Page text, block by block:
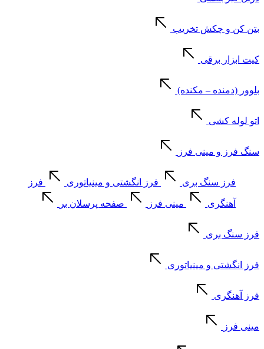
بتن کن و چکش تخریب
کیت ابزار برقی
بلوور (دمنده – مکنده)
اتو لوله کشی
سنگ فرز و مینی فرز
فرز سنگ بری فرز انگشتی و مینیاتوری فرز
آهنگری مینی فرز صفحه پرسلان بر
فرز سنگ بری
فرز انگشتی و مینیاتوری
فرز آهنگری
مینی فرز